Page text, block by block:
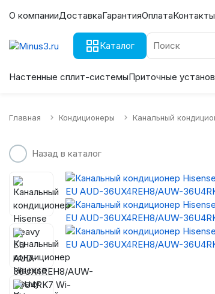
О компанииДоставкаГарантияОплатаКонтакты
Каталог
Настенные сплит-системыПриточные
Главная Кондиционеры Канальный
Назад в каталог